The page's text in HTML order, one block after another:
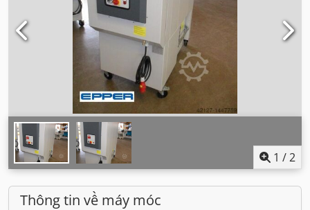
1 /2
Thông tin về máy móc